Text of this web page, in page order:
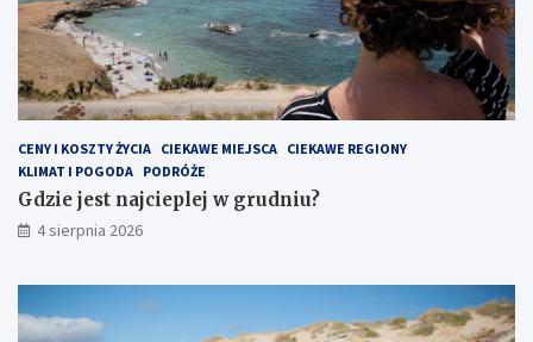
CENY I KOSZTY ŻYCIA CIEKAWE MIEJSCA CIEKAWE REGIONY
KLIMAT I POGODA PODRÓŻE
Gdzie jest najcieplej w grudniu?
4 sierpnia 2026